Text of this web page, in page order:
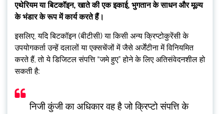
एथेरियम या बिटकॉइन, खाते की एक इकाई, भुगतान के साधन और मूल्य
के भंडार के रूप में कार्य करते हैं।
इसलिए, यदि बिटकॉइन (बीटीसी) या किसी अन्य क्रिप्टोकुरेंसी के
उपयोगकर्ता उन्हें दलालों या एक्सचेंजों में जैसे अर्जेंटीना में विनियमित
करते हैं, तो ये डिजिटल संपत्ति “जमे हुए” होने के लिए अतिसंवेदनशील हो
सकती है:
निजी कुंजी का अधिकार वह है जो क्रिप्टो संपत्ति के